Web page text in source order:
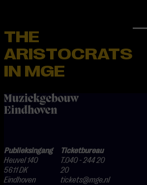
THE
ARISTOCRATS
IN MGE
home
Publieksingang
Heuvel 140
5611 DK
Eindhoven
Ticketbureau
T.040 - 244 20
20
tickets@mge.nl